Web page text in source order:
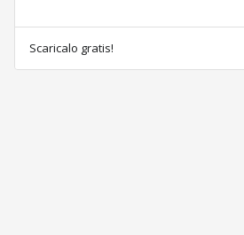
Scaricalo gratis!